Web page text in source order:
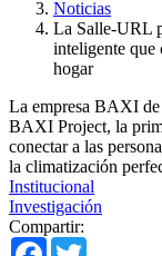
Noticias
La Salle-URL
inteligente que
hogar
La empresa BAXI de
BAXI Project, la
conectar a las
la climatización
Institucional
Investigación
Compartir:
Facebook